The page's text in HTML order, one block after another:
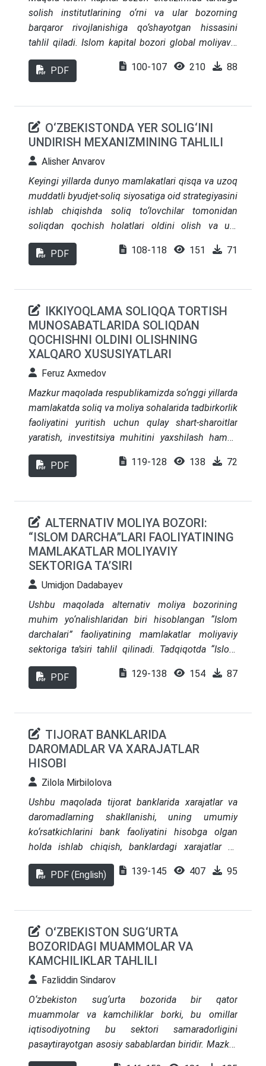
solish institutlarining o‘rni va ular bozorning
barqaror rivojlanishiga qo‘shayotgan hissasini
tahlil qiladi. Islom kapital bozori global moliyaviy
tizimning muhim tarkibiy qismi bo‘lib, sukuk,
islomiy aksiyalar va boshqa moliyaviy
standartlashtirish tashkilotlari va boshqa tartibga
soluvchi institutlarning ahamiyati yoritilgan.
PDF 100-107 210 88
O‘ZBEKISTONDA YER SOLIG‘INI
UNDIRISH MEXANIZMINING TAHLILI
Alisher Anvarov
Keyingi yillarda dunyo mamlakatlari qisqa va uzoq
muddatli byudjet-soliq siyosatiga oid strategiyasini
ishlab chiqishda soliq to‘lovchilar tomonidan
soliqdan qochish holatlari oldini olish va uni
kamaytirishning turli xil mexanizmlarini joriy
etishga alohida e’tibor bermoqda. Shu bilan birga,
PDF 108-118 151 71
IKKIYOQLAMA SOLIQQA TORTISH
MUNOSABATLARIDA SOLIQDAN
QOCHISHNI OLDINI OLISHNING
XALQARO XUSUSIYATLARI
Feruz Axmedov
Mazkur maqolada respublikamizda so‘nggi yillarda
mamlakatda soliq va moliya sohalarida tadbirkorlik
faoliyatini yuritish uchun qulay shart-sharoitlar
yaratish, investitsiya muhitini yaxshilash hamda
biznes doiralarining ishonchini yanada
mustahkamlashga qaratilgan keng ko‘lamli
ta’mirlash, turarjoy xizmatlarini ko‘rsatish kabi
sohalar o‘rganilib, xorij tajribasi, mamlakatimizda
uni qo‘llash bo‘yicha ilmiy-amaliy xulosa va takliflar
shakllantirilgan.
PDF 119-128 138 72
ALTERNATIV MOLIYA BOZORI:
“ISLOM DARCHA”LARI FAOLIYATINING
MAMLAKATLAR MOLIYAVIY
SEKTORIGA TA’SIRI
Umidjon Dadabayev
Ushbu maqolada alternativ moliya bozorining
muhim yo‘nalishlaridan biri hisoblangan “Islom
darchalari” faoliyatining mamlakatlar moliyaviy
sektoriga ta’siri tahlil qilinadi. Tadqiqotda “Islom
darchalari” konsepsiyasi, ularning an’anaviy
banklar tarkibida tashkil etilishining iqtisodiy
imkoniyatlari o‘rganiladi. Shuningdek, ushbu
mexanizmning rivojlanayotgan mamlakatlardagi
bank sektori barqarorligiga va xorijiy
investitsiyalarni jalb qilishga ta’siri tahlil qilinadi.
Maqola tajriba asosidagi empirik natijalar va
nazariy yondashuvlarni birlashtirgan holda “Islom
darchalari”ning global moliyaviy bozordagi
istiqbollarini ham yoritadi.
PDF 129-138 154 87
TIJORAT BANKLARIDA
DAROMADLAR VA XARAJATLAR
HISOBI
Zilola Mirbilolova
Ushbu maqolada tijorat banklarida xarajatlar va
daromadlarning shakllanishi, uning umumiy
ko‘rsatkichlarini bank faoliyatini hisobga olgan
holda ishlab chiqish, banklardagi xarajatlar va
daromadlarning hisobi va tahlilini “Ipak yo‘li” bank
ATIB misolida ko‘rib chiqamiz.
PDF (English) 139-145 407 95
OʻZBEKISTON SUG‘URTA
BOZORIDAGI MUAMMOLAR VA
KAMCHILIKLAR TAHLILI
Fazliddin Sindarov
O‘zbekiston sug‘urta bozorida bir qator
muammolar va kamchiliklar borki, bu omillar
iqtisodiyotning bu sektori samaradorligini
pasaytirayotgan asosiy sabablardan biridir. Mazkur
maqola sug‘urta xizmatlari tizimidagi mavjud